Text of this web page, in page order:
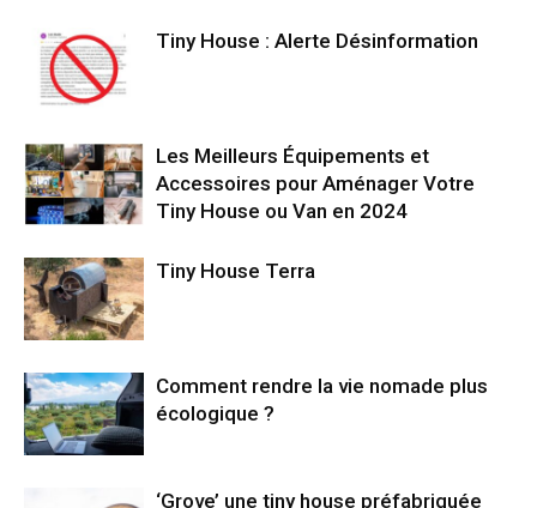
Tiny House : Alerte Désinformation
Les Meilleurs Équipements et
Accessoires pour Aménager Votre
Tiny House ou Van en 2024
Tiny House Terra
Comment rendre la vie nomade plus
écologique ?
‘Grove’ une tiny house préfabriquée